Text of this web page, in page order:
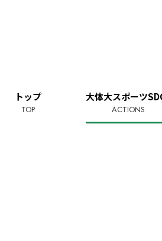
トップ
TOP
大体大スポーツ
ACTIONS